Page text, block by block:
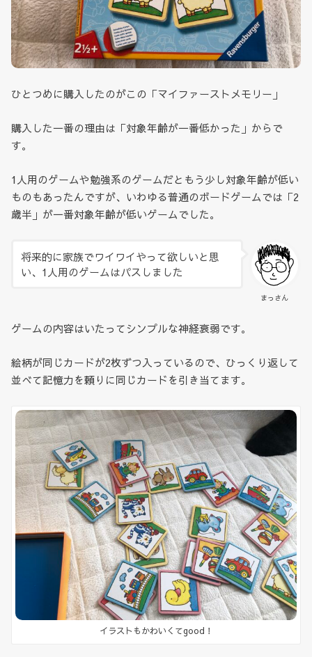
ひとつめに購入したのがこの「マイファーストメモリー」
購入した一番の理由は「対象年齢が一番低かった」からで
す。
1人用のゲームや勉強系のゲームだともう少し対象年齢が低い
ものもあったんですが、いわゆる普通のボードゲームでは「2
歳半」が一番対象年齢が低いゲームでした。
まっさん
将来的に家族でワイワイやって欲しいと思
い、1人用のゲームはパスしました
ゲームの内容はいたってシンプルな神経衰弱です。
絵柄が同じカードが2枚ずつ入っているので、ひっくり返して
並べて記憶力を頼りに同じカードを引き当てます。
イラストもかわいくてgood！